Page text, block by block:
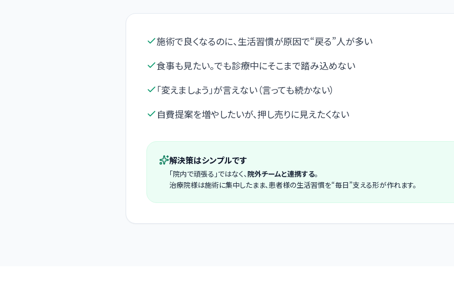
施術で良くなるのに、生活習慣が原因で“戻る”人が多い
食事も見たい。でも診療中にそこまで踏み込めない
「変えましょう」が言えない（言っても続かない）
自費提案を増やしたいが、押し売りに見えたくない
解決策はシンプルです
「院内で頑張る」ではなく、院外チームと連携する。
治療院様は施術に集中したまま、患者様の生活習慣を“毎日”支える形が作れます。